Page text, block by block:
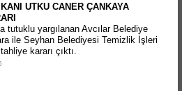
UTKU CANER ÇANKAYA
tutuklu yargılanan Avcılar Belediye
ile Seyhan Belediyesi Temizlik İşleri
kararı çıktı.